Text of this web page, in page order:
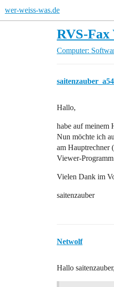
wer-weiss-was.de
RVS-Fax
Computer:
Hallo,
habe auf meinem
Nun möchte ich
am Hauptrechner
Viewer-
Vielen Dank im
saitenzauber
Netwolf
Hallo saitenzauber,